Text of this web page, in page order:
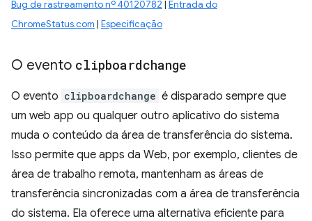
Bug de rastreamento nº 40120782 | Entrada do
ChromeStatus.com | Especificação
O evento clipboardchange
O evento clipboardchange é disparado sempre que
um web app ou qualquer outro aplicativo do sistema
muda o conteúdo da área de transferência do sistema.
Isso permite que apps da Web, por exemplo, clientes de
área de trabalho remota, mantenham as áreas de
transferência sincronizadas com a área de transferência
do sistema. Ela oferece uma alternativa eficiente para